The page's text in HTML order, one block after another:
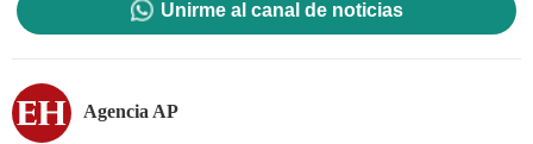
Unirme al canal de noticias
Agencia AP